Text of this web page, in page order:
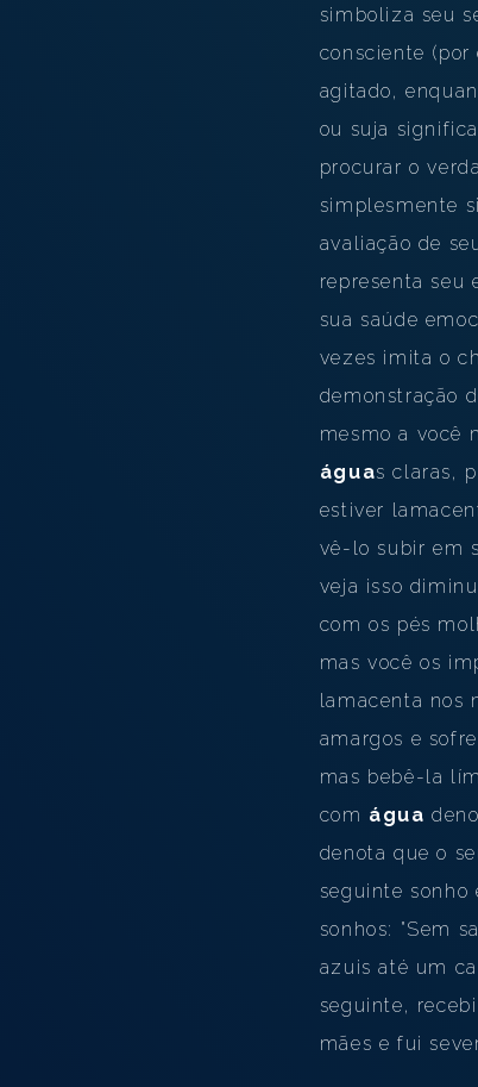
simboliza seu
consciente
agitado,
ou suja
procurar o
simplesmente
avaliação de
representa seu
sua saúde
vezes imita o
demonstração
mesmo a você
águas claras,
estiver
vê-lo subir em
veja isso
com os pés
mas você os
lamacenta nos
amargos e
mas bebê-la
com água
denota que o
seguinte
sonhos: "Sem
azuis até um
seguinte,
mães e fui